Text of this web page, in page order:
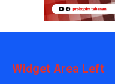
Widget Area Left